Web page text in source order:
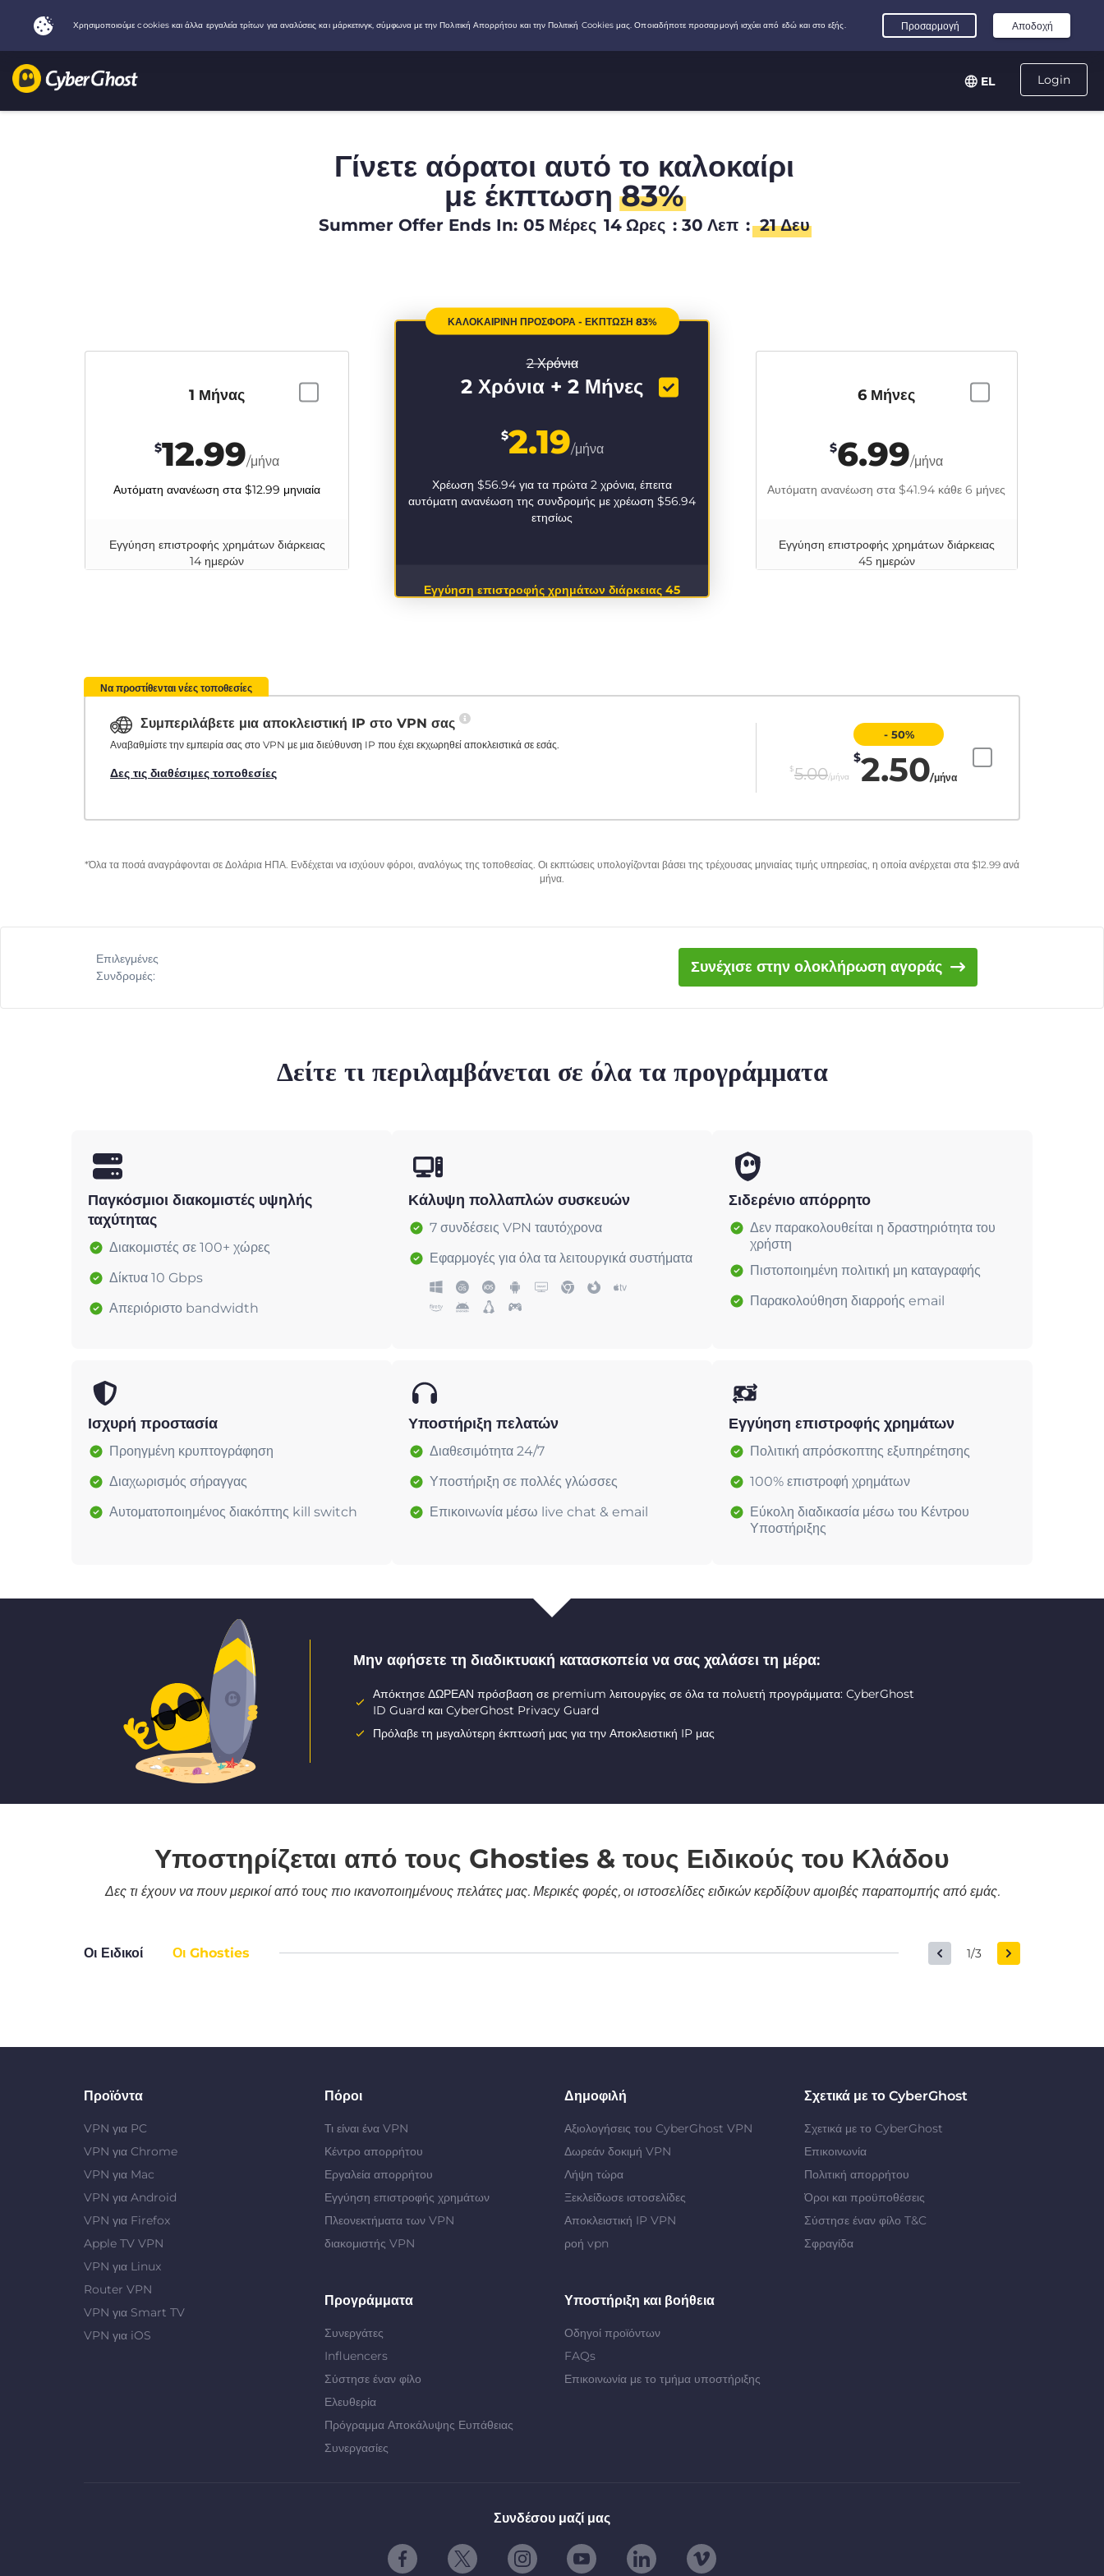
Login
EL
Γίνετε αόρατοι αυτό το καλοκαίρι
με έκπτωση83%
Summer Offer Ends In: 05 Μέρες 14 Ωρες : 30 Λεπ : 21 Δευ
ΚΑΛΟΚΑΙΡΙΝΉ ΠΡΟΣΦΟΡΆ - ΈΚΠΤΩΣΗ 83%
2 Χρόνια
2 Χρόνια + 2 Μήνες
$2.19/μήνα
Χρέωση $56.94 για τα πρώτα 2 χρόνια, έπειτα
αυτόματη ανανέωση της συνδρομής με χρέωση $56.94
ετησίως
Εγγύηση επιστροφής χρημάτων διάρκειας 45
6 Μήνες
$6.99/μήνα
Αυτόματη ανανέωση στα $41.94 κάθε 6 μήνες
Εγγύηση επιστροφής χρημάτων διάρκειας
45 ημερών
1 Μήνας
$12.99/μήνα
Αυτόματη ανανέωση στα $12.99 μηνιαία
Εγγύηση επιστροφής χρημάτων διάρκειας
14 ημερών
Να προστίθενται νέες τοποθεσίες
Συμπεριλάβετε μια αποκλειστική IP στο VPN σας
Αναβαθμίστε την εμπειρία σας στο VPN με μια διεύθυνση IP που έχει εκχωρηθεί αποκλειστικά σε εσάς.
Δες τις διαθέσιμες τοποθεσίες $5.00/μήνα
- 50%
$2.50/μήνα
*Όλα τα ποσά αναγράφονται σε Δολάρια ΗΠΑ. Ενδέχεται να ισχύουν φόροι, αναλόγως της τοποθεσίας. Οι εκπτώσεις υπολογίζονται βάσει της τρέχουσας μηνιαίας τιμής υπηρεσίας, η οποία ανέρχεται στα $12.99 ανά
μήνα.
Επιλεγμένες
Συνδρομές:
Συνέχισε στην ολοκλήρωση αγοράς
Δείτε τι περιλαμβάνεται σε όλα τα προγράμματα
Παγκόσμιοι διακομιστές υψηλής
ταχύτητας
Διακομιστές σε 100+ χώρες
Δίκτυα 10 Gbps
Απεριόριστο bandwidth
Κάλυψη πολλαπλών συσκευών
7 συνδέσεις VPN ταυτόχρονα
Εφαρμογές για όλα τα λειτουργικά συστήματα
Σιδερένιο απόρρητο
Δεν παρακολουθείται η δραστηριότητα του
χρήστη
Πιστοποιημένη πολιτική μη καταγραφής
Παρακολούθηση διαρροής email
Ισχυρή προστασία
Προηγμένη κρυπτογράφηση
Διαχωρισμός σήραγγας
Αυτοματοποιημένος διακόπτης kill switch
Υποστήριξη πελατών
Διαθεσιμότητα 24/7
Υποστήριξη σε πολλές γλώσσες
Επικοινωνία μέσω live chat & email
Εγγύηση επιστροφής χρημάτων
Πολιτική απρόσκοπτης εξυπηρέτησης
100% επιστροφή χρημάτων
Εύκολη διαδικασία μέσω του Κέντρου
Υποστήριξης
Μην αφήσετε τη διαδικτυακή κατασκοπεία να σας χαλάσει τη μέρα:
Απόκτησε ΔΩΡΕΑΝ πρόσβαση σε premium λειτουργίες σε όλα τα πολυετή προγράμματα: CyberGhost
ID Guard και CyberGhost Privacy Guard
Πρόλαβε τη μεγαλύτερη έκπτωσή μας για την Αποκλειστική IP μας
Υποστηρίζεται από τους Ghosties & τους Ειδικούς του Κλάδου
Δες τι έχουν να πουν μερικοί από τους πιο ικανοποιημένους πελάτες μας. Μερικές φορές, οι ιστοσελίδες ειδικών κερδίζουν αμοιβές παραπομπής από εμάς.
Οι Ειδικοί Οι Ghosties 1/3
Προϊόντα
VPN για PC
VPN για Chrome
VPN για Mac
VPN για Android
VPN για Firefox
Apple TV VPN
VPN για Linux
Router VPN
VPN για Smart TV
VPN για iOS
Πόροι
Τι είναι ένα VPN
Κέντρο απορρήτου
Εργαλεία απορρήτου
Εγγύηση επιστροφής χρημάτων
Πλεονεκτήματα των VPN
διακομιστής VPN
Δημοφιλή
Αξιολογήσεις του CyberGhost VPN
Δωρεάν δοκιμή VPN
Λήψη τώρα
Ξεκλείδωσε ιστοσελίδες
Αποκλειστική IP VPN
ροή vpn
Σχετικά με το CyberGhost
Σχετικά με το CyberGhost
Επικοινωνία
Πολιτική απορρήτου
Όροι και προϋποθέσεις
Σύστησε έναν φίλο T&C
Σφραγίδα
Προγράμματα
Συνεργάτες
Influencers
Σύστησε έναν φίλο
Ελευθερία
Πρόγραμμα Αποκάλυψης Ευπάθειας
Συνεργασίες
Υποστήριξη και βοήθεια
Οδηγοί προϊόντων
FAQs
Επικοινωνία με το τμήμα υποστήριξης
Συνδέσου μαζί μας